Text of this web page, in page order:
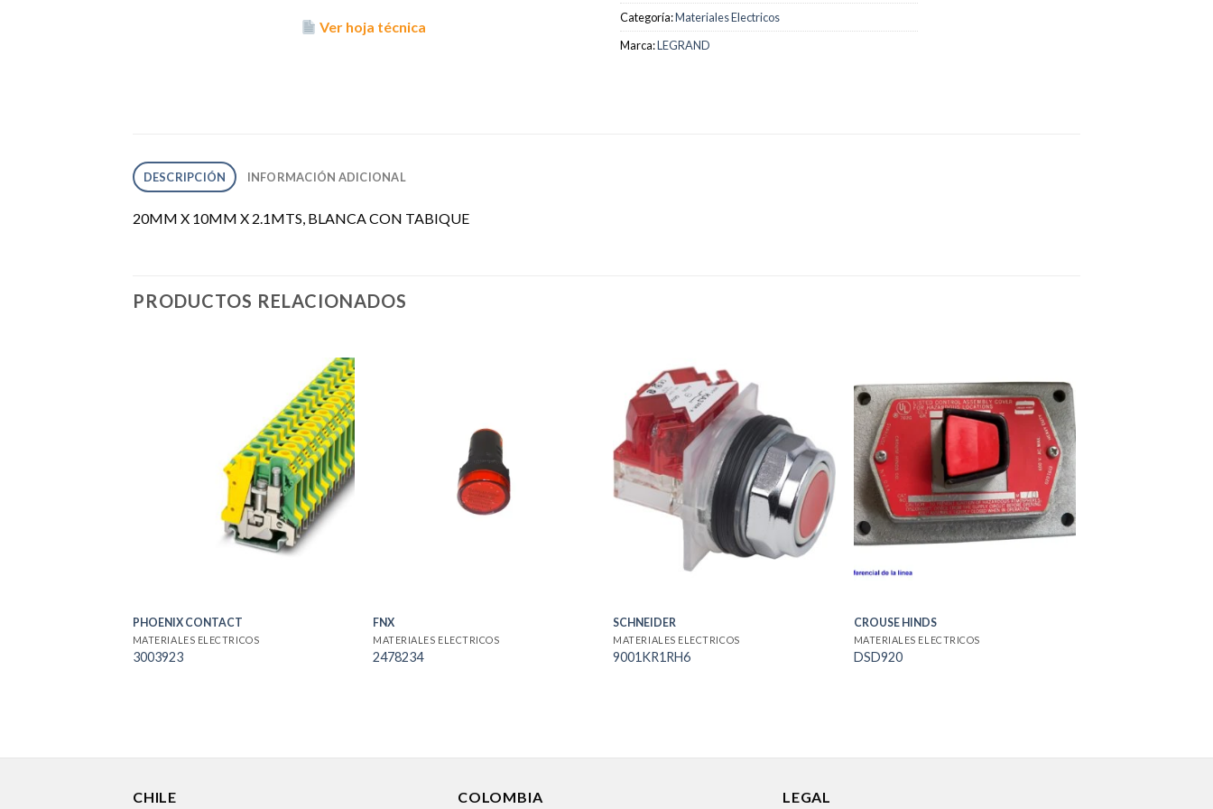
Ver hoja técnica
Categoría:Materiales Electricos
Marca:LEGRAND
DESCRIPCIÓN INFORMACIÓN ADICIONAL
20MM X 10MM X 2.1MTS, BLANCA CON TABIQUE
PRODUCTOS RELACIONADOS
PHOENIX CONTACT
MATERIALES ELECTRICOS
3003923
FNX
MATERIALES ELECTRICOS
2478234
SCHNEIDER
MATERIALES ELECTRICOS
9001KR1RH6
CROUSE HINDS
MATERIALES ELECTRICOS
DSD920
CHILE COLOMBIA LEGAL